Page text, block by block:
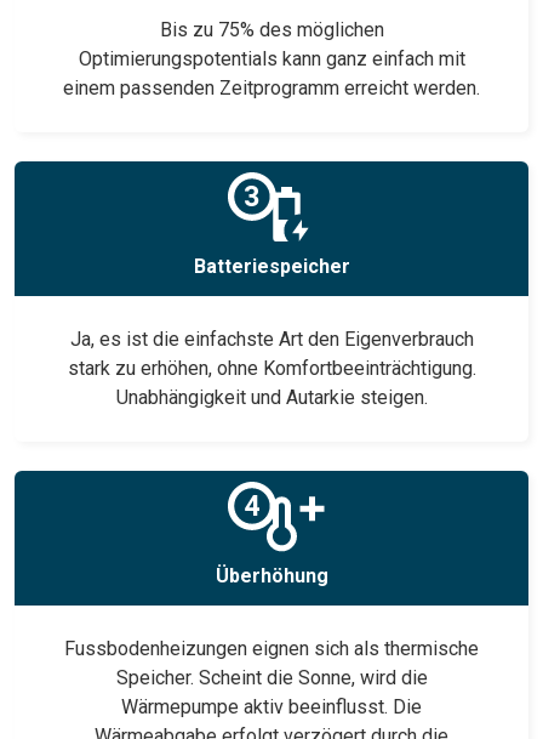
Bis zu 75% des möglichen
Optimierungspotentials kann ganz einfach mit
einem passenden Zeitprogramm erreicht werden.
Batteriespeicher
Ja, es ist die einfachste Art den Eigenverbrauch
stark zu erhöhen, ohne Komfortbeeinträchtigung.
Unabhängigkeit und Autarkie steigen.
Überhöhung
Fussbodenheizungen eignen sich als thermische
Speicher. Scheint die Sonne, wird die
Wärmepumpe aktiv beeinflusst. Die